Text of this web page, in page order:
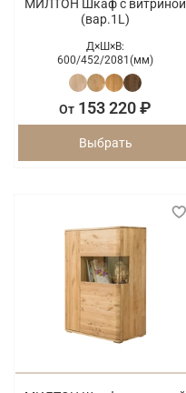
МИЛТОН Шкаф с витриной
(вар.1L)
Д×Ш×В:
600/452/2081(мм)
От 153 220 ₽
Выбрать